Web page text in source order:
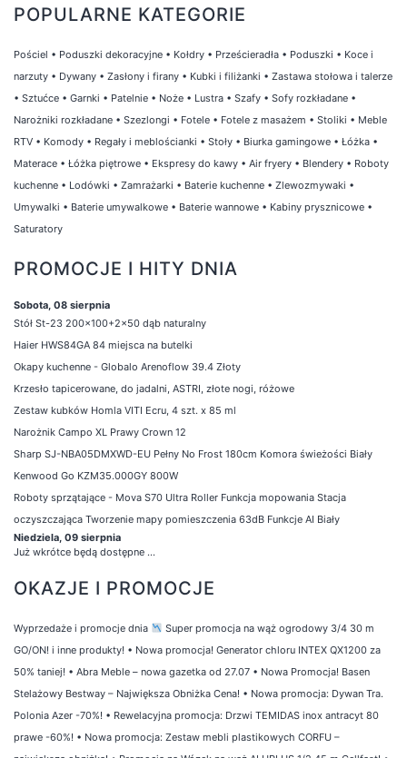
POPULARNE KATEGORIE
Pościel • Poduszki dekoracyjne • Kołdry • Prześcieradła • Poduszki • Koce i
narzuty • Dywany • Zasłony i firany • Kubki i filiżanki • Zastawa stołowa i talerze
• Sztućce • Garnki • Patelnie • Noże • Lustra • Szafy • Sofy rozkładane •
Narożniki rozkładane • Szezlongi • Fotele • Fotele z masażem • Stoliki • Meble
RTV • Komody • Regały i meblościanki • Stoły • Biurka gamingowe • Łóżka •
Materace • Łóżka piętrowe • Ekspresy do kawy • Air fryery • Blendery • Roboty
kuchenne • Lodówki • Zamrażarki • Baterie kuchenne • Zlewozmywaki •
Umywalki • Baterie umywalkowe • Baterie wannowe • Kabiny prysznicowe •
Saturatory
PROMOCJE I HITY DNIA
Sobota, 08 sierpnia
Stół St-23 200x100+2x50 dąb naturalny
Haier HWS84GA 84 miejsca na butelki
Okapy kuchenne - Globalo Arenoflow 39.4 Złoty
Krzesło tapicerowane, do jadalni, ASTRI, złote nogi, różowe
Zestaw kubków Homla VITI Ecru, 4 szt. x 85 ml
Narożnik Campo XL Prawy Crown 12
Sharp SJ-NBA05DMXWD-EU Pełny No Frost 180cm Komora świeżości Biały
Kenwood Go KZM35.000GY 800W
Roboty sprzątające - Mova S70 Ultra Roller Funkcja mopowania Stacja
oczyszczająca Tworzenie mapy pomieszczenia 63dB Funkcje AI Biały
Niedziela, 09 sierpnia
Już wkrótce będą dostępne ...
OKAZJE I PROMOCJE
Wyprzedaże i promocje dnia
Super promocja na wąż ogrodowy 3/4 30 m
GO/ON! i inne produkty! • Nowa promocja! Generator chloru INTEX QX1200 za
50% taniej! • Abra Meble – nowa gazetka od 27.07 • Nowa Promocja! Basen
Stelażowy Bestway – Największa Obniżka Cena! • Nowa promocja: Dywan Tra.
Polonia Azer -70%! • Rewelacyjna promocja: Drzwi TEMIDAS inox antracyt 80
prawe -60%! • Nowa promocja: Zestaw mebli plastikowych CORFU –